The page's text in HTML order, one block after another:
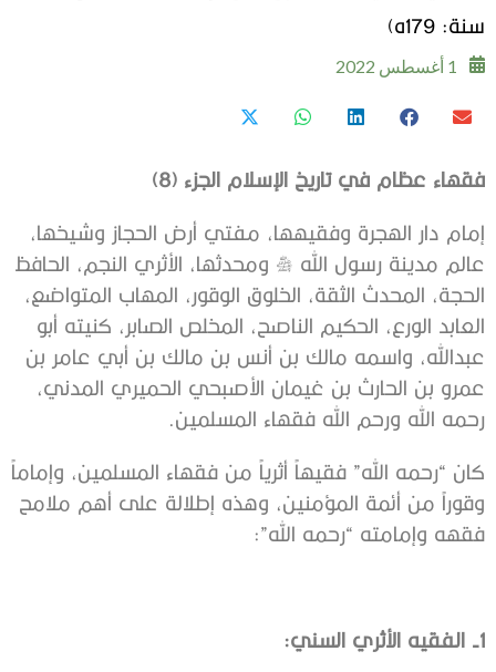
سنة: 179ه)
1 أغسطس 2022
فقهاء عظام في تاريخ الإسلام الجزء (8)
إمام دار الهجرة وفقيهها، مفتي أرض الحجاز وشيخها،
عالم مدينة رسول الله صلى الله عليه وسلم ومحدثها، الأثري النجم، الحافظ
الحجة، المحدث الثقة، الخلوق الوقور، المهاب المتواضع،
العابد الورع، الحكيم الناصح، المخلص الصابر، كنيته أبو
عبدالله، واسمه مالك بن أنس بن مالك بن أبي عامر بن
عمرو بن الحارث بن غيمان الأصبحي الحميري المدني،
رحمه الله ورحم الله فقهاء المسلمين.
كان “رحمه الله” فقيهاً أثرياً من فقهاء المسلمين، وإماماً
وقوراً من أئمة المؤمنين، وهذه إطلالة على أهم ملامح
فقهه وإمامته “رحمه الله”:
1- الفقيه الأثري السني: